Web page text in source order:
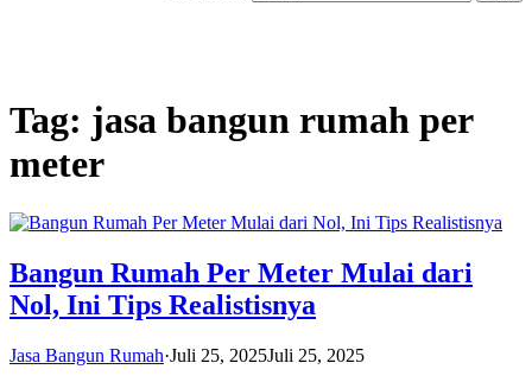
Tag: jasa bangun rumah per
meter
Bangun Rumah Per Meter Mulai dari
Nol, Ini Tips Realistisnya
Jasa Bangun Rumah·Juli 25, 2025Juli 25, 2025